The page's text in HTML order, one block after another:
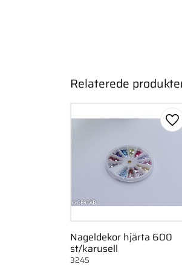
Relaterede
Nageldekor hjärta 600
st/karusell
3245